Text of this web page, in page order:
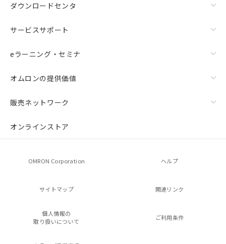
ダウンロードセンタ
サービスサポート
eラーニング・セミナ
オムロンの提供価値
販売ネットワーク
オンラインストア
OMRON Corporation ヘルプ
サイトマップ 関連リンク
個人情報の
取り扱いについて
ご利用条件